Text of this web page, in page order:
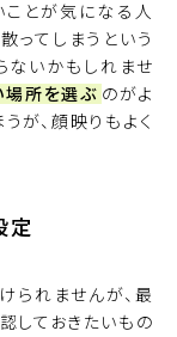
とが気になる人
ってしまうという
ないかもしれませ
所を選ぶ のがよ
が、顔映りもよく
定
られませんが、最
しておきたいもの